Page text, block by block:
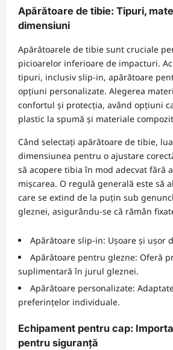
Apărătoare de tibie: Tipuri,
dimensiuni
Apărătoarele de tibie sunt cruciale
picioarelor inferioare de impacturi.
tipuri, inclusiv slip-in, apărătoare
opțiuni personalizate. Alegerea
confortul și protecția, având opțiuni
plastic la spumă și materiale
Când selectați apărătoare de tibie,
dimensiunea pentru o ajustare
să acopere tibia în mod adecvat fără
mișcarea. O regulă generală este să
care se extind de la puțin sub
gleznei, asigurându-se că rămân
Apărătoare slip-in: Ușoare și ușor
Apărătoare pentru glezne: Oferă
suplimentară în jurul gleznei.
Apărătoare personalizate:
preferințelor individuale.
Echipament pentru cap:
pentru siguranță